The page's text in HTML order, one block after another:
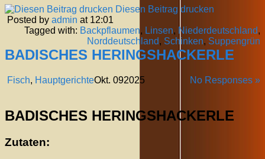
Diesen Beitrag drucken
Posted by admin at 12:01
Tagged with: Backpflaumen, Linsen, Niederdeutschland,
Norddeutschland, Schinken, Suppengrün
BADISCHES HERINGSHACKERLE
Fisch, Hauptgerichte No Responses »
Okt. 092025
BADISCHES HERINGSHACKERLE
Zutaten: